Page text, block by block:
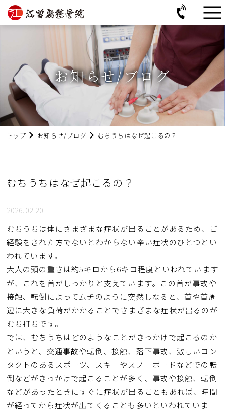
お知らせ/ブログ
トップ お知らせ/ブログ むちうちはなぜ起こるの？
むちうちはなぜ起こるの？
2026.02.20
むちうちは体にさまざまな症状が出ることがあるため、ご
経験をされた方でないとわからない辛い症状のひとつとい
われています。
大人の頭の重さは約5キロから6キロ程度といわれています
が、これを首がしっかりと支えています。この首が事故や
接触、転倒によってムチのように突然しなると、首や首周
辺に大きな負荷がかかることでさまざまな症状が出るのが
むち打ちです。
では、むちうちはどのようなことがきっかけで起こるのか
というと、交通事故や転倒、接触、落下事故、激しいコン
タクトのあるスポーツ、スキーやスノーボードなどでの転
倒などがきっかけで起こることが多く、事故や接触、転倒
などがあったときにすぐに症状が出ることもあれば、時間
が経ってから症状が出てくることも多いといわれていま